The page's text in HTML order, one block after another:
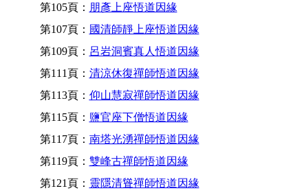
第105頁： 朋彥上座悟道因緣
第107頁： 國清師靜上座悟道因緣
第109頁： 呂岩洞賓真人悟道因緣
第111頁： 清涼休復禪師悟道因緣
第113頁： 仰山慧寂禪師悟道因緣
第115頁： 鹽官座下僧悟道因緣
第117頁： 南塔光湧禪師悟道因緣
第119頁： 雙峰古禪師悟道因緣
第121頁： 靈隱清聳禪師悟道因緣